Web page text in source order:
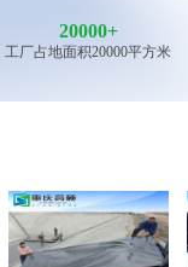
20000+
工厂占地面积20000平方米